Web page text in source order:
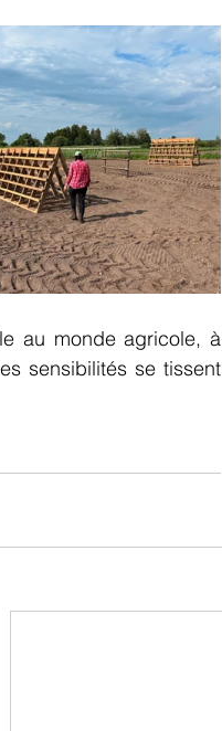
au monde agricole, à
sensibilités se tissent